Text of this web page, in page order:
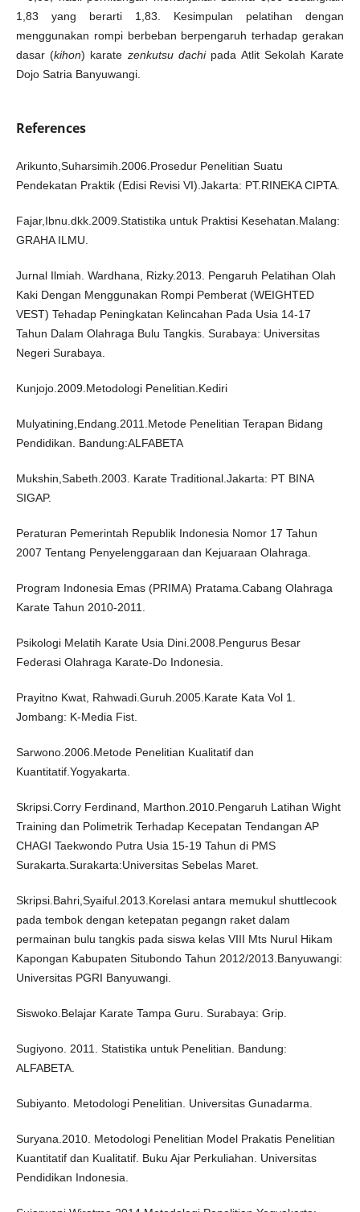
1,83 yang berarti 1,83. Kesimpulan pelatihan dengan
menggunakan rompi berbeban berpengaruh terhadap gerakan
dasar (kihon) karate zenkutsu dachi pada Atlit Sekolah Karate
Dojo Satria Banyuwangi.
References
Arikunto,Suharsimih.2006.Prosedur Penelitian Suatu
Pendekatan Praktik (Edisi Revisi VI).Jakarta: PT.RINEKA CIPTA.
Fajar,Ibnu.dkk.2009.Statistika untuk Praktisi Kesehatan.Malang:
GRAHA ILMU.
Jurnal Ilmiah. Wardhana, Rizky.2013. Pengaruh Pelatihan Olah
Kaki Dengan Menggunakan Rompi Pemberat (WEIGHTED
VEST) Tehadap Peningkatan Kelincahan Pada Usia 14-17
Tahun Dalam Olahraga Bulu Tangkis. Surabaya: Universitas
Negeri Surabaya.
Kunjojo.2009.Metodologi Penelitian.Kediri
Mulyatining,Endang.2011.Metode Penelitian Terapan Bidang
Pendidikan. Bandung:ALFABETA
Mukshin,Sabeth.2003. Karate Traditional.Jakarta: PT BINA
SIGAP.
Peraturan Pemerintah Republik Indonesia Nomor 17 Tahun
2007 Tentang Penyelenggaraan dan Kejuaraan Olahraga.
Program Indonesia Emas (PRIMA) Pratama.Cabang Olahraga
Karate Tahun 2010-2011.
Psikologi Melatih Karate Usia Dini.2008.Pengurus Besar
Federasi Olahraga Karate-Do Indonesia.
Prayitno Kwat, Rahwadi.Guruh.2005.Karate Kata Vol 1.
Jombang: K-Media Fist.
Sarwono.2006.Metode Penelitian Kualitatif dan
Kuantitatif.Yogyakarta.
Skripsi.Corry Ferdinand, Marthon.2010.Pengaruh Latihan Wight
Training dan Polimetrik Terhadap Kecepatan Tendangan AP
CHAGI Taekwondo Putra Usia 15-19 Tahun di PMS
Surakarta.Surakarta:Universitas Sebelas Maret.
Skripsi.Bahri,Syaiful.2013.Korelasi antara memukul shuttlecook
pada tembok dengan ketepatan pegangn raket dalam
permainan bulu tangkis pada siswa kelas VIII Mts Nurul Hikam
Kapongan Kabupaten Situbondo Tahun 2012/2013.Banyuwangi:
Universitas PGRI Banyuwangi.
Siswoko.Belajar Karate Tampa Guru. Surabaya: Grip.
Sugiyono. 2011. Statistika untuk Penelitian. Bandung:
ALFABETA.
Subiyanto. Metodologi Penelitian. Universitas Gunadarma.
Suryana.2010. Metodologi Penelitian Model Prakatis Penelitian
Kuantitatif dan Kualitatif. Buku Ajar Perkuliahan. Universitas
Pendidikan Indonesia.